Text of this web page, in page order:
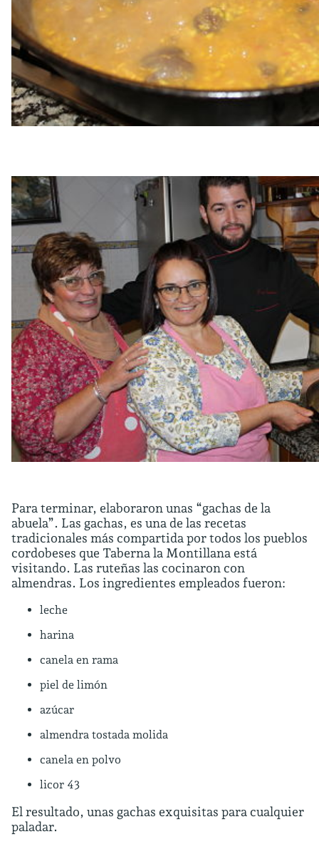
Para terminar, elaboraron unas “gachas de la
abuela”. Las gachas, es una de las recetas
tradicionales más compartida por todos los pueblos
cordobeses que Taberna la Montillana está
visitando. Las ruteñas las cocinaron con
almendras. Los ingredientes empleados fueron:
leche
harina
canela en rama
piel de limón
azúcar
almendra tostada molida
canela en polvo
licor 43
El resultado, unas gachas exquisitas para cualquier
paladar.